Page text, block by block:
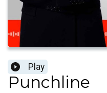
Play
Punchline